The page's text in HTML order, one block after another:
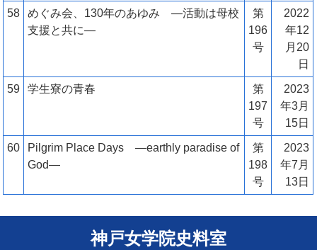
58
めぐみ会、130年のあゆみ ―活動は母校
支援と共に―
第
196
号
2022
年12
月20
日
59 学生寮の青春
第
197
号
2023
年3月
15日
60
Pilgrim Place Days ―earthly paradise of
God―
第
198
号
2023
年7月
13日
神戸女学院史料室